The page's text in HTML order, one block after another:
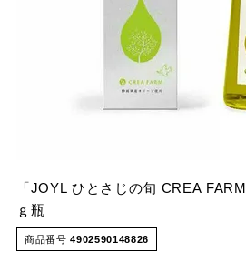
「JOYL ひとさじの旬 CREA
ｇ瓶
商品番号 4902590148826